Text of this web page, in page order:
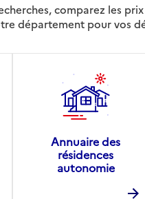
comparez les
département pour vos
Annuaire des
résidences
autonomie